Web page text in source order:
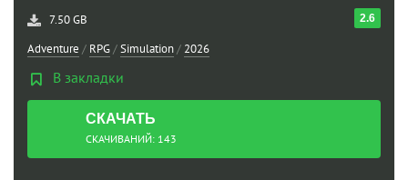
2.6
7.50 GB
Adventure / RPG/Simulation/ 2026
В закладки
СКАЧАТЬ
СКАЧИВАНИЙ: 143